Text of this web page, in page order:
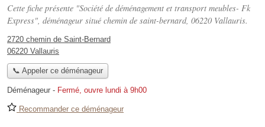
Cette fiche présente "Société de déménagement et transport meubles- Fk
Express", déménageur situé chemin de saint-bernard, 06220 Vallauris.
2720 chemin de Saint-Bernard
06220 Vallauris
📞 Appeler ce déménageur
Déménageur - Fermé, ouvre lundi à 9h00
Recommander ce déménageur